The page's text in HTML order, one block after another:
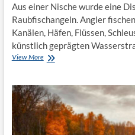
Aus einer Nische wurde eine
Raubfischangeln. Angler
Kanälen, Häfen, Flüssen,
künstlich geprägten
View MoreStreetfishing-
erfolgreicher
Stadtangler